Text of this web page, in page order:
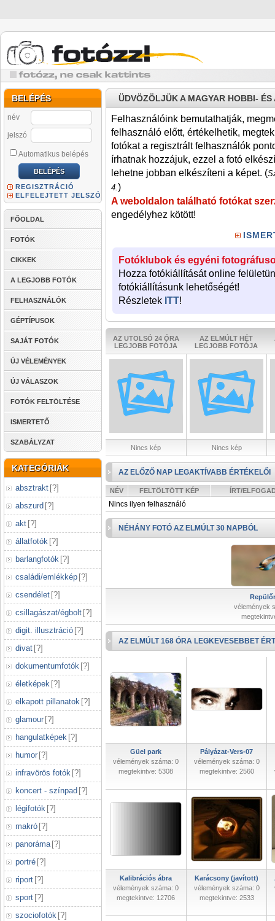
BELÉPÉS
név
jelszó
Automatikus belépés
REGISZTRÁCIÓ
ELFELEJTETT JELSZÓ
FŐOLDAL
FOTÓK
CIKKEK
A LEGJOBB FOTÓK
FELHASZNÁLÓK
GÉPTÍPUSOK
SAJÁT FOTÓK
ÚJ VÉLEMÉNYEK
ÚJ VÁLASZOK
FOTÓK FELTÖLTÉSE
ISMERTETŐ
SZABÁLYZAT
KATEGÓRIÁK
absztrakt [?]
abszurd [?]
akt [?]
állatfotók [?]
barlangfotók [?]
családi/emlékkép [?]
csendélet [?]
csillagászat/égbolt [?]
digit. illusztráció [?]
divat [?]
dokumentumfotók [?]
életképek [?]
elkapott pillanatok [?]
glamour [?]
hangulatképek [?]
humor [?]
infravörös fotók [?]
koncert - színpad [?]
légifotók [?]
makró [?]
panoráma [?]
portré [?]
riport [?]
sport [?]
szociofotók [?]
ÜDVÖZÖLJÜK A MAGYAR HOBBI-
Felhasználóink bemutathatják,
felhasználó előtt, értékelhetik,
fotókat a regisztrált felhasználók
írhatnak hozzájuk, ezzel a fotó
lehetne jobban elkészíteni a képet. (
4.)
A weboldalon található fotókat
engedélyhez kötött!
Fotóklubok és egyéni
Hozza fotókiállítását online
fotókiállításunk lehetőségét!
Részletek ITT!
AZ UTOLSÓ 24 ÓRA
LEGJOBB FOTÓJA
AZ ELMÚLT HÉT
LEGJOBB FOTÓJA
Nincs kép Nincs kép
AZ ELŐZŐ NAP LEGAKTÍVABB ÉRTÉKELŐI
NÉV FELTÖLTÖTT KÉP ÍRT/
Nincs ilyen felhasználó
NÉHÁNY FOTÓ AZ ELMÚLT 30 NAPBÓL
vélemények
AZ ELMÚLT 168 ÓRA LEGKEVESEBBET
Güel park
vélemények száma: 0
megtekintve: 5308
Pályázat-Vers-07
vélemények száma: 0
megtekintve: 2560
Kalibrációs ábra
vélemények száma: 0
megtekintve: 12706
Karácsony (javított)
vélemények száma: 0
megtekintve: 2533